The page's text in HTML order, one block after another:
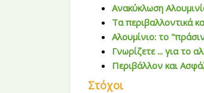
Ανακύκλωση
Τα περιβαλλοντικά
Αλουμίνιο: το
Γνωρίζετε ... για το
Περιβάλλον και
Στόχοι